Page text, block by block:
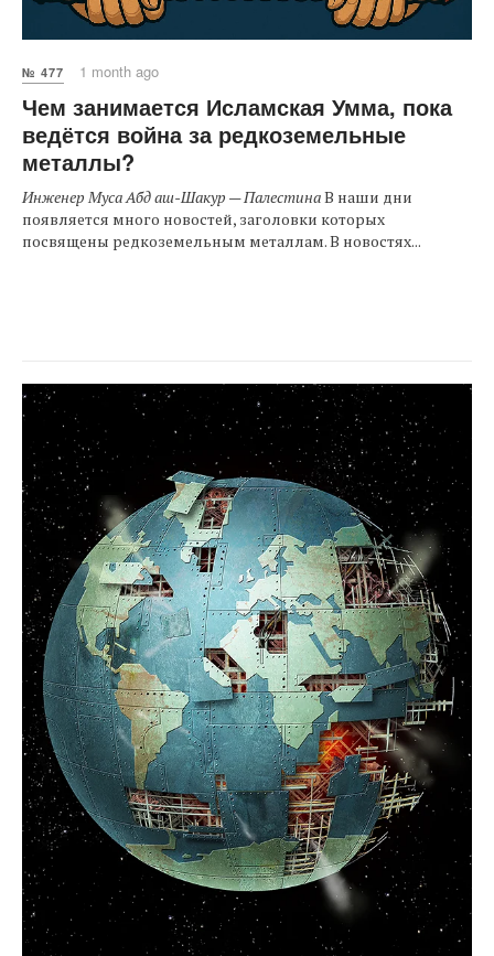
№ 477 1 month ago
Чем занимается Исламская Умма, пока
ведётся война за редкоземельные
металлы?
Инженер Муса Абд аш-Шакур — ПалестинаВ наши дни
появляется много новостей, заголовки которых
посвящены редкоземельным металлам. В новостях...